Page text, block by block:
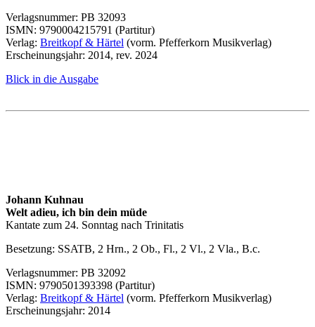
Verlagsnummer: PB 32093
ISMN: 9790004215791 (Partitur)
Verlag: Breitkopf & Härtel (vorm. Pfefferkorn Musikverlag)
Erscheinungsjahr: 2014, rev. 2024
Blick in die Ausgabe
Johann Kuhnau
Welt adieu, ich bin dein müde
Kantate zum 24. Sonntag nach Trinitatis
Besetzung: SSATB, 2 Hrn., 2 Ob., Fl., 2 Vl., 2 Vla., B.c.
Verlagsnummer: PB 32092
ISMN: 9790501393398 (Partitur)
Verlag: Breitkopf & Härtel (vorm. Pfefferkorn Musikverlag)
Erscheinungsjahr: 2014